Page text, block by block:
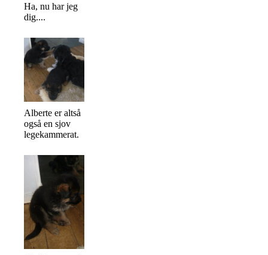
Ha, nu har jeg
dig....
Alberte er altså
også en sjov
legekammerat.